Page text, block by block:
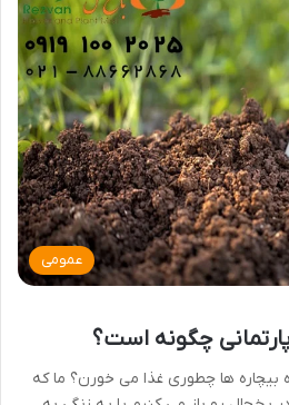
عمومی
چگونه است؟
بیچاره ها چطوری غذا می خورن؟ ما که